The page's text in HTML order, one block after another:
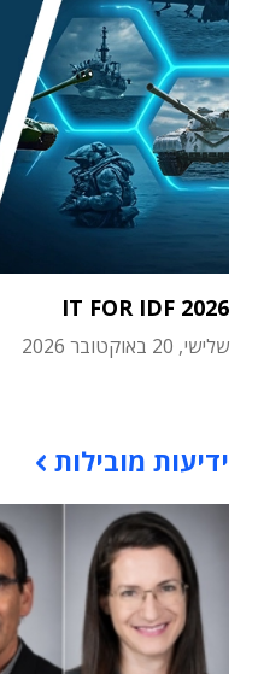
IT FOR IDF 2026
שלישי, 20 באוקטובר 2026
ידיעות מובילות